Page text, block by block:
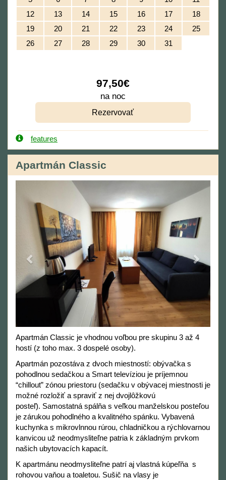
12
13 14 15 16 17
18
19
20 21 22 23 24
25
26
27 28 29 30 31
97,50€
na noc
features
Apartmán Classic
Next
Apartmán Classic je vhodnou voľbou pre skupinu 3 až 4
hostí (z toho max. 3 dospelé osoby).
Apartmán pozostáva z dvoch miestností: obývačka s
pohodlnou sedačkou a Smart televíziou je príjemnou
“chillout” zónou priestoru (sedačku v obývacej miestnosti je
možné rozložiť a spraviť z nej dvojlôžkovú
posteľ). Samostatná spálňa s veľkou manželskou posteľou
je zárukou pohodlného a kvalitného spánku. Vybavená
kuchynka s mikrovlnnou rúrou, chladničkou a rýchlovarnou
kanvicou už neodmysliteľne patria k základným prvkom
našich ubytovacích kapacít.
K apartmánu neodmysliteľne patrí aj vlastná kúpeľňa s
rohovou vaňou a toaletou. Sušič na vlasy je